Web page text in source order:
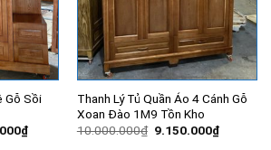
Gỗ Sồi
₫Giá
hiện
Thanh Lý Tủ Quần Áo 4 Cánh Gỗ
Xoan Đào 1M9 Tồn Kho
10.000.000₫ Giá
9.150.000₫Giá
hiện